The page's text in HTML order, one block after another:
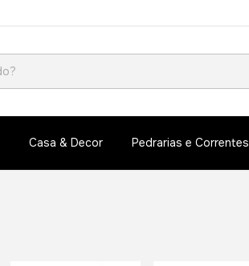
Casa & Decor Pedrarias e Correntes